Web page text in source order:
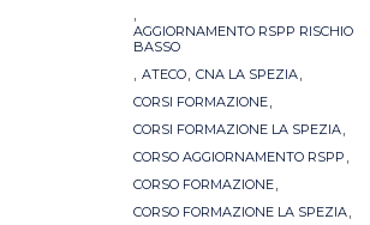
,
AGGIORNAMENTO RSPP RISCHIO
BASSO
, ATECO, CNA LA SPEZIA,
CORSI FORMAZIONE,
CORSI FORMAZIONE LA SPEZIA,
CORSO AGGIORNAMENTO RSPP ,
CORSO FORMAZIONE,
CORSO FORMAZIONE LA SPEZIA,